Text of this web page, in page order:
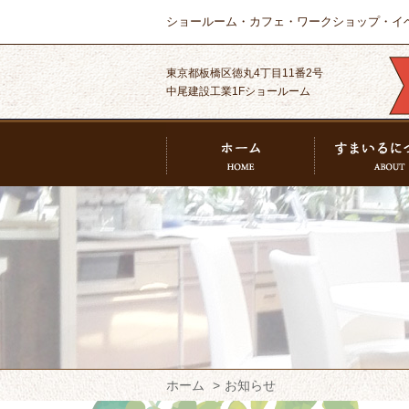
ショールーム・カフェ・ワークショップ・イ
東京都板橋区徳丸4丁目11番2号
中尾建設工業1Fショールーム
ホーム お知らせ